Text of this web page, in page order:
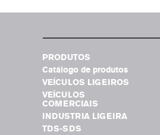
PRODUTOS
Catálogo de produtos
VEÍCULOS LIGEIROS
VEÍCULOS
COMERCIAIS
INDUSTRIA LIGEIRA
TDS-SDS